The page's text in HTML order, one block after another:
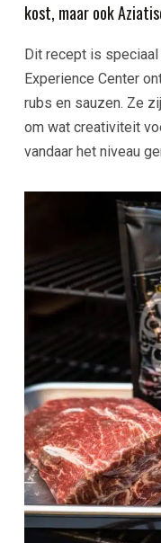
kost, maar ook
Dit recept is speciaal
Experience Center
rubs en sauzen. Ze
om wat creativiteit
vandaar het niveau